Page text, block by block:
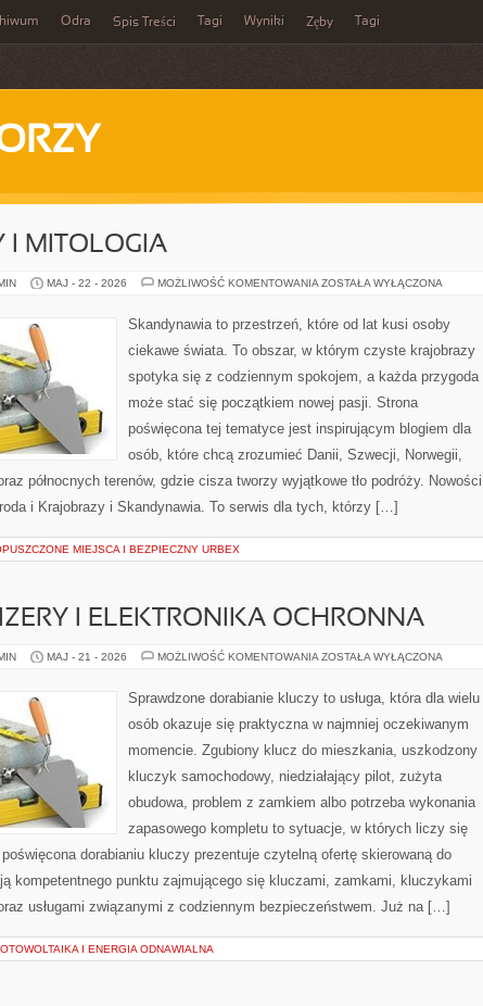
Odra Spis Treści Tagi Wyniki Zęby Tagi
I MITOLOGIA
MAJ - 22 - 2026 MOŻLIWOŚĆ KOMENTOWANIA LEGENDY
ZOSTAŁA WYŁĄCZONA
Skandynawia to przestrzeń, które od lat kusi osoby
ciekawe świata. To obszar, w którym czyste krajobrazy
spotyka się z codziennym spokojem, a każda przygoda
może stać się początkiem nowej pasji. Strona
poświęcona tej tematyce jest inspirującym blogiem dla
osób, które chcą zrozumieć Danii, Szwecji, Norwegii,
północnych terenów, gdzie cisza tworzy wyjątkowe tło podróży. Nowości
i Krajobrazy i Skandynawia. To serwis dla tych, którzy […]
MIEJSCA I BEZPIECZNY URBEX
I ELEKTRONIKA OCHRONNA
MAJ - 21 - 2026 MOŻLIWOŚĆ KOMENTOWANIA IMMOBILIZERY
OCHRONNA
ZOSTAŁA WYŁĄCZONA
Sprawdzone dorabianie kluczy to usługa, która dla wielu
osób okazuje się praktyczna w najmniej oczekiwanym
momencie. Zgubiony klucz do mieszkania, uszkodzony
kluczyk samochodowy, niedziałający pilot, zużyta
obudowa, problem z zamkiem albo potrzeba wykonania
zapasowego kompletu to sytuacje, w których liczy się
dorabianiu kluczy prezentuje czytelną ofertę skierowaną do
kompetentnego punktu zajmującego się kluczami, zamkami, kluczykami
usługami związanymi z codziennym bezpieczeństwem. Już na […]
I ENERGIA ODNAWIALNA